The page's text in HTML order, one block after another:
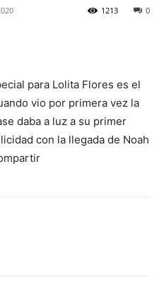
0
1213
para Lolita Flores es el
vio por primera vez la
daba a luz a su primer
con la llegada de Noah